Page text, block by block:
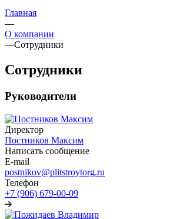
Главная
—
О компании
—Сотрудники
Сотрудники
Руководители
Директор
Постников Максим
Написать сообщение
E-mail
postnikov@plitstroytorg.ru
Телефон
+7 (906) 679-00-09